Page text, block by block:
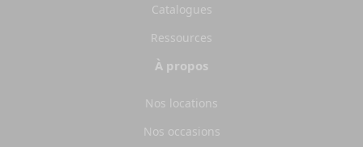
Catalogues
Ressources
À propos
Nos locations
Nos occasions